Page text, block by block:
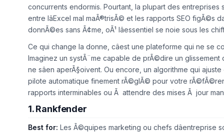
concurrents endormis. Pourtant, la plupart des
entre lâExcel mal maÃ®trisÃ© et les rapports SEO
donnÃ©es sans Ã¢me, oÃ¹ lâessentiel se noie sous les
Ce qui change la donne, câest une plateforme qui ne
Imaginez un systÃ¨me capable de prÃ©dire un
ne sâen aperÃ§oivent. Ou encore, un algorithme qui
pilote automatique finement rÃ©glÃ© pour votre
rapports interminables ou Ã attendre des mises Ã jour
1. Rankfender
Best for: Les Ã©quipes marketing ou chefs dâentreprise